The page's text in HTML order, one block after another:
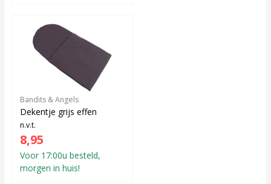
Bandits & Angels
Dekentje grijs effen
n.v.t.
8,95
Voor 17:00u besteld,
morgen in huis!